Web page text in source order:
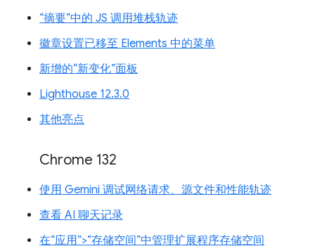
“摘要”中的 JS 调用堆栈轨迹
徽章设置已移至 Elements 中的菜单
新增的“新变化”面板
Lighthouse 12.3.0
其他亮点
Chrome 132
使用 Gemini 调试网络请求、源文件和性能轨迹
查看 AI 聊天记录
在“应用”>“存储空间”中管理扩展程序存储空间